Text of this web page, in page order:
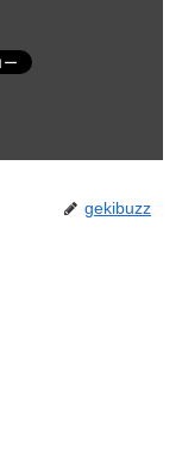
gekibuzz